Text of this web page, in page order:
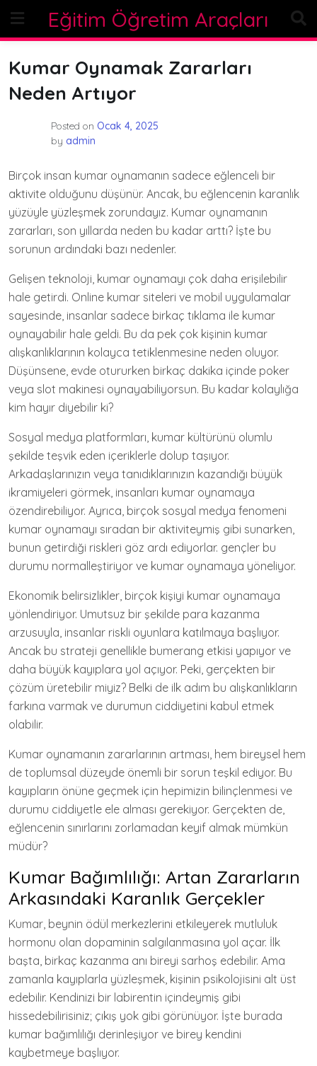
content
Eğitim Öğretim Araçları
Kumar Oynamak Zararları
Neden Artıyor
Posted on Ocak 4, 2025
by admin
Birçok insan kumar oynamanın sadece eğlenceli bir
aktivite olduğunu düşünür. Ancak, bu eğlencenin karanlık
yüzüyle yüzleşmek zorundayız. Kumar oynamanın
zararları, son yıllarda neden bu kadar arttı? İşte bu
sorunun ardındaki bazı nedenler.
Gelişen teknoloji, kumar oynamayı çok daha erişilebilir
hale getirdi. Online kumar siteleri ve mobil uygulamalar
sayesinde, insanlar sadece birkaç tıklama ile kumar
oynayabilir hale geldi. Bu da pek çok kişinin kumar
alışkanlıklarının kolayca tetiklenmesine neden oluyor.
Düşünsene, evde otururken birkaç dakika içinde poker
veya slot makinesi oynayabiliyorsun. Bu kadar kolaylığa
kim hayır diyebilir ki?
Sosyal medya platformları, kumar kültürünü olumlu
şekilde teşvik eden içeriklerle dolup taşıyor.
Arkadaşlarınızın veya tanıdıklarınızın kazandığı büyük
ikramiyeleri görmek, insanları kumar oynamaya
özendirebiliyor. Ayrıca, birçok sosyal medya fenomeni
kumar oynamayı sıradan bir aktiviteymiş gibi sunarken,
bunun getirdiği riskleri göz ardı ediyorlar. gençler bu
durumu normalleştiriyor ve kumar oynamaya yöneliyor.
Ekonomik belirsizlikler, birçok kişiyi kumar oynamaya
yönlendiriyor. Umutsuz bir şekilde para kazanma
arzusuyla, insanlar riskli oyunlara katılmaya başlıyor.
Ancak bu strateji genellikle bumerang etkisi yapıyor ve
daha büyük kayıplara yol açıyor. Peki, gerçekten bir
çözüm üretebilir miyiz? Belki de ilk adım bu alışkanlıkların
farkına varmak ve durumun ciddiyetini kabul etmek
olabilir.
Kumar oynamanın zararlarının artması, hem bireysel hem
de toplumsal düzeyde önemli bir sorun teşkil ediyor. Bu
kayıpların önüne geçmek için hepimizin bilinçlenmesi ve
durumu ciddiyetle ele alması gerekiyor. Gerçekten de,
eğlencenin sınırlarını zorlamadan keyif almak mümkün
müdür?
Kumar Bağımlılığı: Artan Zararların
Arkasındaki Karanlık Gerçekler
Kumar, beynin ödül merkezlerini etkileyerek mutluluk
hormonu olan dopaminin salgılanmasına yol açar. İlk
başta, birkaç kazanma anı bireyi sarhoş edebilir. Ama
zamanla kayıplarla yüzleşmek, kişinin psikolojisini alt üst
edebilir. Kendinizi bir labirentin içindeymiş gibi
hissedebilirisiniz; çıkış yok gibi görünüyor. İşte burada
kumar bağımlılığı derinleşiyor ve birey kendini
kaybetmeye başlıyor.